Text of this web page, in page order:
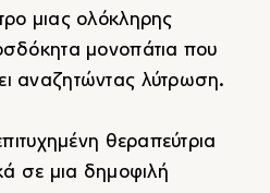
μιας ολόκληρης
μονοπάτια που
αναζητώντας λύτρωση.
θεραπεύτρια
σε μια δημοφιλή